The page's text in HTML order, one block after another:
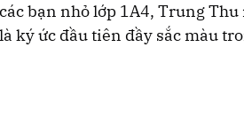
bạn nhỏ lớp 1A4, Trung
ký ức đầu tiên đầy sắc màu